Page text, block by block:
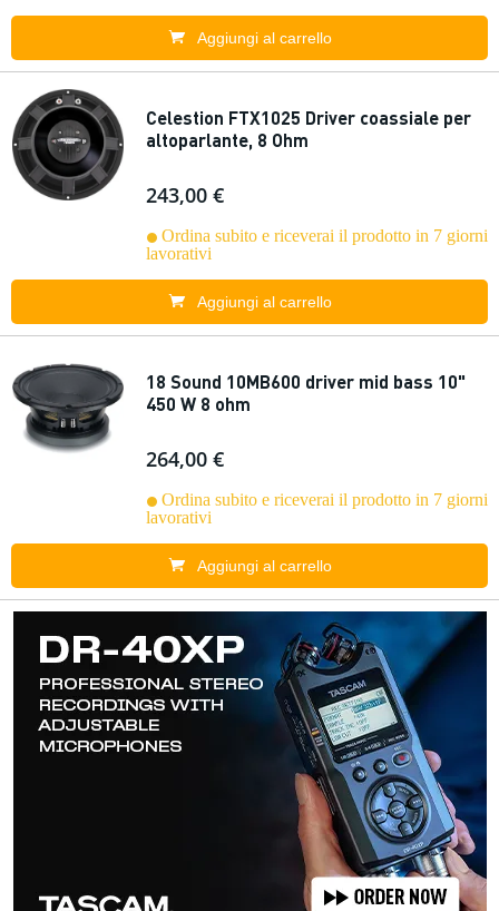
Aggiungi al carrello
Celestion FTX1025 Driver coassiale per
altoparlante, 8 Ohm
243,00 €
Ordina subito e riceverai il prodotto in 7 giorni
lavorativi
Aggiungi al carrello
18 Sound 10MB600 driver mid bass 10"
450 W 8 ohm
264,00 €
Ordina subito e riceverai il prodotto in 7 giorni
lavorativi
Aggiungi al carrello